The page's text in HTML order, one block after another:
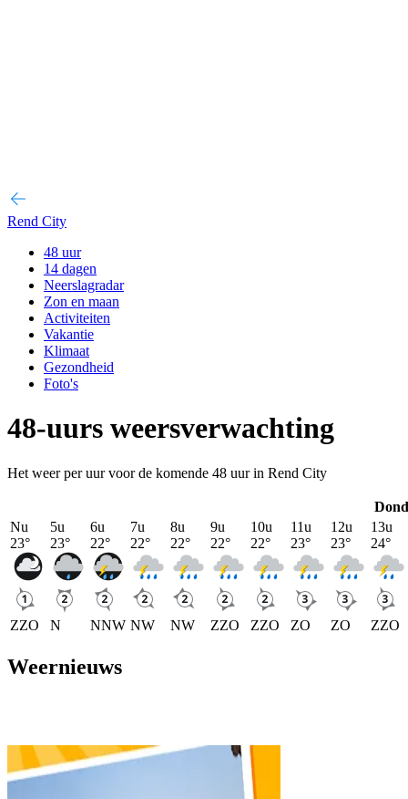
Rend City
48 uur
14 dagen
Neerslagradar
Zon en maan
Activiteiten
Vakantie
Klimaat
Gezondheid
Foto's
48-uurs weersverwachting
Het weer per uur voor de komende 48 uur in Rend City
Nu
23°
ZZO
5u
23°
N
6u
22°
NNW
7u
22°
NW
8u
22°
NW
9u
22°
ZZO
10u
22°
ZZO
11u
23°
ZO
12u
23°
ZO
13u
24°
ZZO
Weernieuws